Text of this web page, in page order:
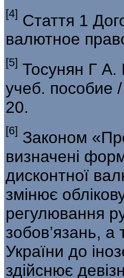
[4] Стаття 1
валютное
[5] Тосунян Г
учеб.
20.
[6] Законом
визначені
дисконтної
змінює
регулювання
зобов’язань, а
України до
здійснює